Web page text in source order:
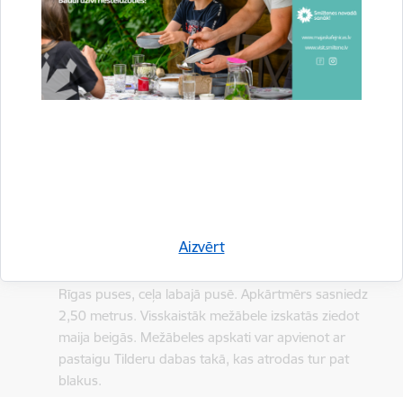
Aizvērt
informatīvajiem stendiem par šeit esošajām dabas
vērtībām, ir izveidota, lai aplūkotu augstākās dolomīta
klintis Latvijā – Randatu klintis. Tās paceļas 25 m virs
Gaujas. Takas garums - 1,2 km.
Rīgas puses, ceļa labajā pusē. Apkārtmērs sasniedz
2,50 metrus. Visskaistāk mežābele izskatās ziedot
maija beigās. Mežābeles apskati var apvienot ar
pastaigu Tilderu dabas takā, kas atrodas tur pat
blakus.